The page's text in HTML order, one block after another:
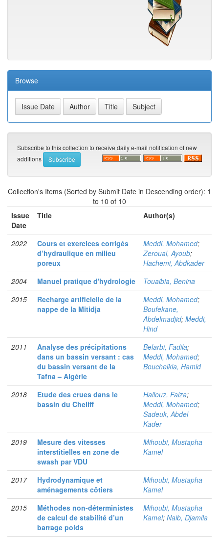
Browse
Subscribe to this collection to receive daily e-mail notification of new
additions
Collection's Items (Sorted by Submit Date in Descending order): 1
to 10 of 10
Issue
Date
Title Author(s)
2022
Cours et exercices corrigés
d’hydraulique en milieu
poreux
Meddi, Mohamed;
Zeroual, Ayoub;
Hachemi, Abdkader
2004
Manuel pratique d'hydrologie
Touaibia, Benina
2015
Recharge artificielle de la
nappe de la Mitidja
Meddi, Mohamed;
Boufekane,
Abdelmadjid; Meddi,
Hind
2011
Analyse des précipitations
dans un bassin versant : cas
du bassin versant de la
Tafna – Algérie
Belarbi, Fadila;
Meddi, Mohamed;
Bouchelkia, Hamid
2018
Etude des crues dans le
bassin du Cheliff
Hallouz, Faiza;
Meddi, Mohamed;
Sadeuk, Abdel
Kader
2019
Mesure des vitesses
interstitielles en zone de
swash par VDU
Mihoubi, Mustapha
Kamel
2017
Hydrodynamique et
aménagements côtiers
Mihoubi, Mustapha
Kamel
2015
Méthodes non-déterministes
de calcul de stabilité d’un
barrage poids
Mihoubi, Mustapha
Kamel; Naib, Djamila